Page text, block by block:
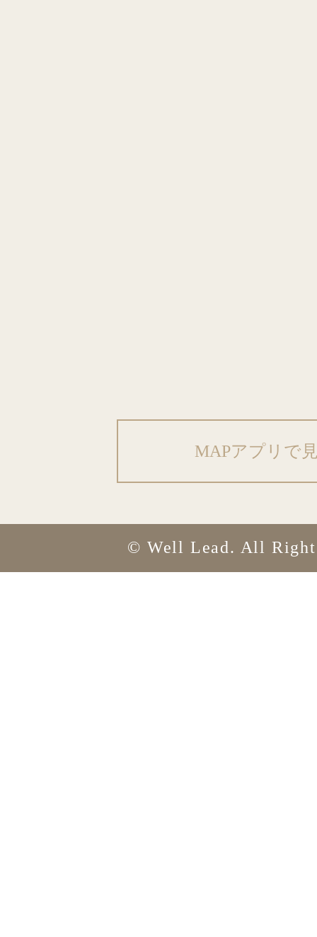
MAPアプリで
© Well Lead. All